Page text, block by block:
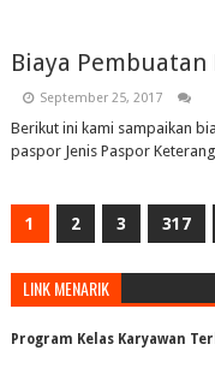
Biaya Pembuatan
September 25, 2017
Berikut ini kami sampaikan
paspor Jenis Paspor
1 2 3 317
LINK MENARIK
Program Kelas Karyawan